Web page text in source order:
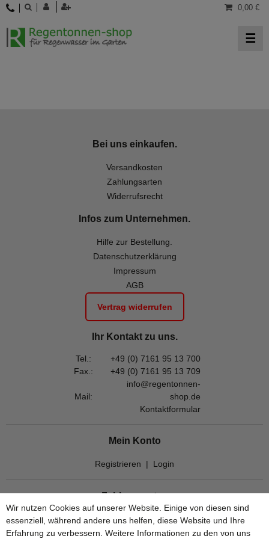
0,00 €
☰
Bei uns einkaufen.
Versandkosten
Zahlungsarten
Widerrufsrecht
Infos zum Unternehmen.
Hilfe zur Bestellung.
Datenschutzerklärung
Impressum
AGB
Vertrag widerrufen
Ihr Kontakt zu uns.
Tel.:
+49 (0) 7161 95 13 700
Fax.:
+49 (0) 7161 95 13 709
Mail:
info@regentonnen-
shop.de
Kontaktformular
Mein Konto
Registrieren | Login
Zahlungsarten
Wir nutzen Cookies auf unserer Website. Einige von diesen sind
essenziell, während andere uns helfen, diese Website und Ihre
Erfahrung zu verbessern. Weitere Informationen zu den von uns